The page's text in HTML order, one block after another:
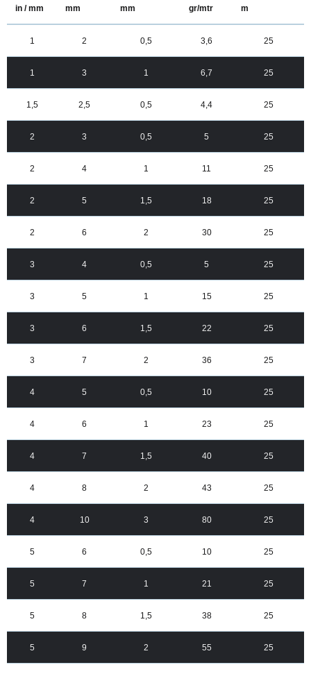
in / mm mm mm gr/mtr m
1 2 0,5 3,6 25
1 3 1 6,7 25
1,5 2,5 0,5 4,4 25
2 3 0,5 5 25
2 4 1 11 25
2 5 1,5 18 25
2 6 2 30 25
3 4 0,5 5 25
3 5 1 15 25
3 6 1,5 22 25
3 7 2 36 25
4 5 0,5 10 25
4 6 1 23 25
4 7 1,5 40 25
4 8 2 43 25
4 10 3 80 25
5 6 0,5 10 25
5 7 1 21 25
5 8 1,5 38 25
5 9 2 55 25